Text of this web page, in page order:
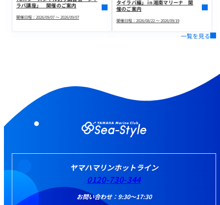
ラバ講座」 開催のご案内
開催日程：2026/09/07 ～ 2026/09/07
タイラバ編」 in 湘南マリーナ 開
催のご案内
開催日程：2026/08/22 ～ 2026/09/19
一覧を見る
ヤマハマリンホットライン
0120-730-344
お問い合わせ：9:30～17:30